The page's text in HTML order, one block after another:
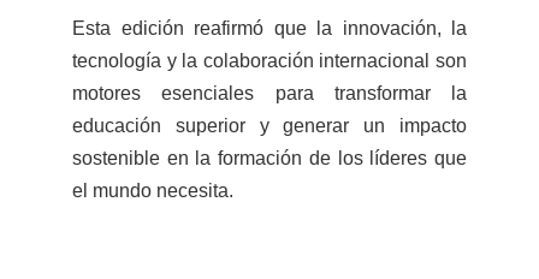
Esta edición reafirmó que la innovación, la
tecnología y la colaboración internacional son
motores esenciales para transformar la
educación superior y generar un impacto
sostenible en la formación de los líderes que
el mundo necesita.